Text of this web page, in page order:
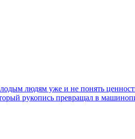
людям уже и не понять
рукопись превращал в